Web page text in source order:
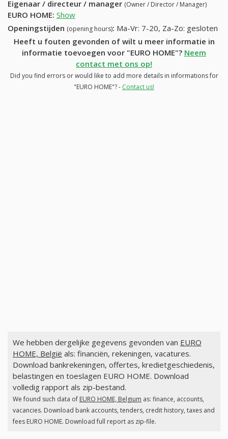
Eigenaar / directeur / manager (Owner / Director / Manager)
EURO HOME: Show
Openingstijden (opening hours): Ma-Vr: 7-20, Za-Zo: gesloten
Heeft u fouten gevonden of wilt u meer informatie in
informatie toevoegen voor "EURO HOME"? Neem
contact met ons op!
Did you find errors or would like to add more details in informations for
"EURO HOME"? - Contact us!
We hebben dergelijke gegevens gevonden van EURO
HOME, België als: financiën, rekeningen, vacatures.
Download bankrekeningen, offertes, kredietgeschiedenis,
belastingen en toeslagen EURO HOME. Download
volledig rapport als zip-bestand.
We found such data of EURO HOME, Belgium as: finance, accounts,
vacancies. Download bank accounts, tenders, credit history, taxes and
fees EURO HOME. Download full report as zip-file.